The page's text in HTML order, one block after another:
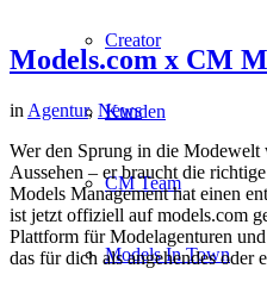
Creator
Kunden
CM Team
Models In Town
Models.com x CM
in Agentur, News
Wer den Sprung in die Modewelt
Aussehen – er braucht die
Models Management hat einen
ist jetzt offiziell auf models.com
Plattform für Modelagenturen
das für dich als angehendes